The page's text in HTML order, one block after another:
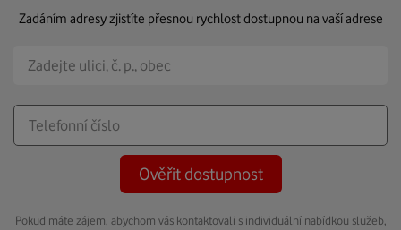
Zadáním adresy zjistíte přesnou rychlost dostupnou na vaší adrese
Ověřit dostupnost
Pokud máte zájem, abychom vás kontaktovali s individuální nabídkou služeb,